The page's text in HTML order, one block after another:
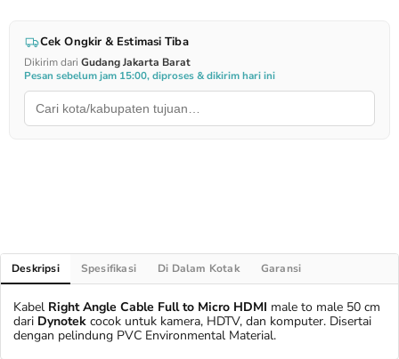
Cek Ongkir & Estimasi Tiba
Dikirim dari Gudang Jakarta Barat
Pesan sebelum jam 15:00, diproses & dikirim hari ini
Deskripsi Spesifikasi Di Dalam Kotak Garansi
Kabel Right Angle Cable Full to Micro HDMI male to male 50 cm
dari Dynotek cocok untuk kamera, HDTV, dan komputer. Disertai
dengan pelindung PVC Environmental Material.